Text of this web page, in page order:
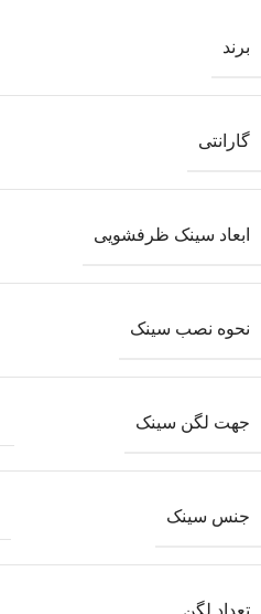
برند
گارانتی
ابعاد سینک ظرفشویی
نحوه نصب سینک
جهت لگن سینک
جنس سینک